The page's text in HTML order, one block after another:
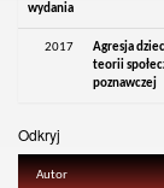
wydania
2017
Agresja
teorii
poznawczej
Odkryj
Autor